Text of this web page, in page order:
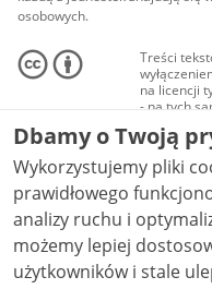
osobowych.
Treści
na licencji
- na tych
audio i
Creative
NC-ND
Dbamy o Twoją
Wykorzystujemy pliki
prawidłowego
analizy ruchu i optymalizacji
możemy lepiej
użytkowników i stale ulepszać